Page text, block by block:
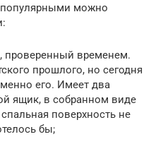
можно
проверенный временем.
прошлого, но сегодня
его. Имеет два
ящик, в собранном виде
поверхность не
бы;